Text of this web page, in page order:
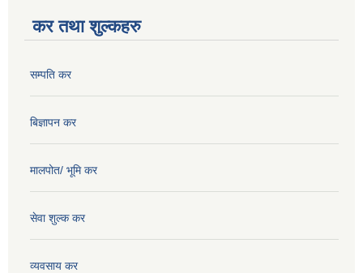
कर तथा शुल्कहरु
सम्पति कर
बिज्ञापन कर
मालपोत/ भूमि कर
सेवा शुल्क कर
व्यवसाय कर